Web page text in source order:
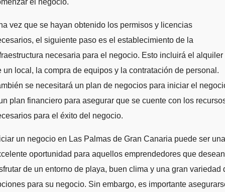
el negocio.
vez que se hayan obtenido los permisos y licencias
el siguiente paso es el establecimiento de la
necesaria para el negocio. Esto incluirá el alquiler
un local, la compra de equipos y la contratación de personal.
se necesitará un plan de negocios para iniciar el
plan financiero para asegurar que se cuente con los
para el éxito del negocio.
un negocio en Las Palmas de Gran Canaria puede ser una
oportunidad para aquellos emprendedores que desean
de un entorno de playa, buen clima y una gran variedad
para su negocio. Sin embargo, es importante